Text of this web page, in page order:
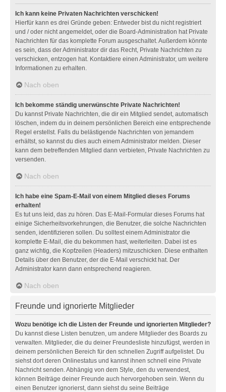
Ich kann keine Privaten Nachrichten verschicken!
Hierfür kann es drei Gründe geben: Entweder bist du nicht registriert
und / oder nicht angemeldet, oder die Board-Administration hat Private
Nachrichten für das komplette Forum ausgeschaltet. Außerdem könnte
es sein, dass der Administrator dir das Recht, Private Nachrichten zu
verschicken, entzogen hat. Kontaktiere einen Administrator, um weitere
Informationen zu erhalten.
Nach oben
Ich bekomme ständig unerwünschte Private Nachrichten!
Du kannst Private Nachrichten, die dir ein Mitglied sendet, automatisch
löschen, indem du in deinem persönlichen Bereich eine entsprechende
Regel erstellst. Falls du belästigende Nachrichten von jemandem
erhältst, so kannst du dies auch einem Administrator melden. Dieser
kann dem betreffenden Mitglied dann verbieten, Private Nachrichten zu
versenden.
Nach oben
Ich habe eine Spam-E-Mail von einem Mitglied dieses Forums
erhalten!
Es tut uns leid, das zu hören. Das E-Mail-Formular dieses Forums hat
einige Sicherheitsvorkehrungen, die Benutzer, die solche Nachrichten
senden, identifizieren sollen. Du solltest einem Administrator die
komplette E-Mail, die du bekommen hast, weiterleiten. Dabei ist es
ganz wichtig, die Kopfzeilen (Headers) mitzuschicken. Diese enthalten
Details über den Benutzer, der die E-Mail verschickt hat. Der
Administrator kann dann entsprechend reagieren.
Nach oben
Freunde und ignorierte Mitglieder
Wozu benötige ich die Listen der Freunde und ignorierten Mitglieder?
Du kannst diese Listen benutzen, um andere Mitglieder des Boards zu
verwalten. Mitglieder, die du deiner Freundesliste hinzufügst, werden in
deinem persönlichen Bereich für den schnellen Zugriff aufgelistet. Du
siehst dort deren Onlinestatus und kannst ihnen schnell eine Private
Nachricht senden. Abhängig von dem Style, den du verwendest,
können Beiträge deiner Freunde auch hervorgehoben sein. Wenn du
einen Benutzer ignorierst, dann siehst du seine Beiträge